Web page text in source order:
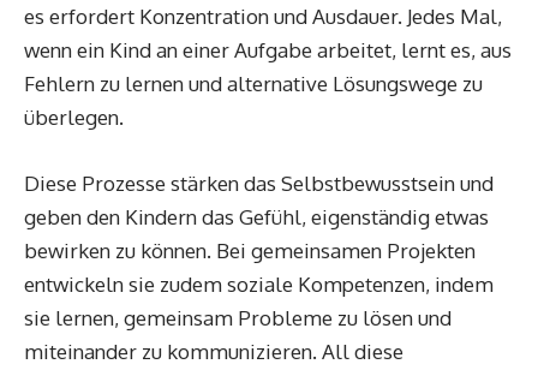
es erfordert Konzentration und Ausdauer. Jedes Mal,
wenn ein Kind an einer Aufgabe arbeitet, lernt es, aus
Fehlern zu lernen und alternative Lösungswege zu
überlegen.
Diese Prozesse stärken das Selbstbewusstsein und
geben den Kindern das Gefühl, eigenständig etwas
bewirken zu können. Bei gemeinsamen Projekten
entwickeln sie zudem soziale Kompetenzen, indem
sie lernen, gemeinsam Probleme zu lösen und
miteinander zu kommunizieren. All diese